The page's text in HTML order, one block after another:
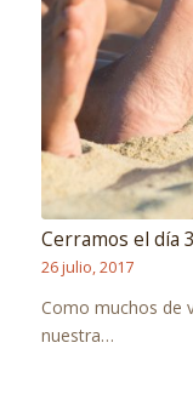
Cerramos el día
26 julio, 2017
Como muchos de
nuestra…